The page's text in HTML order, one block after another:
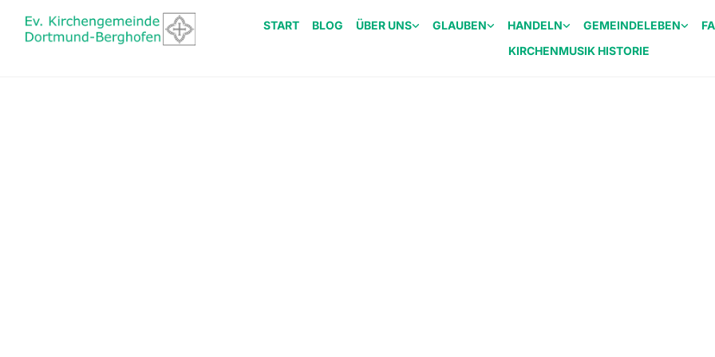
START BLOG ÜBER UNS GLAUBEN HANDELN GEMEINDELEBEN
KIRCHENMUSIK HISTORIE